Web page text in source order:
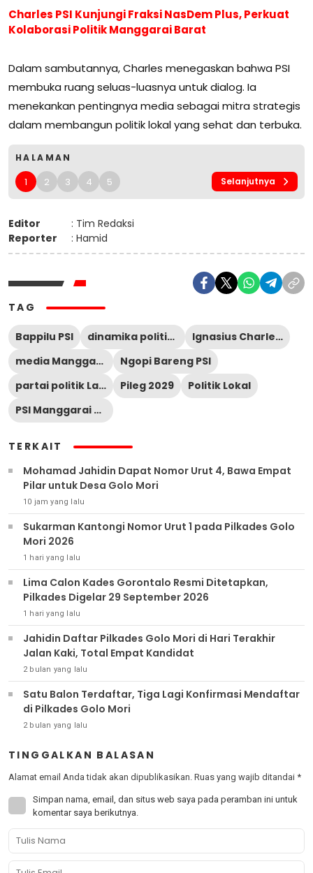
Charles PSI Kunjungi Fraksi NasDem Plus, Perkuat
Kolaborasi Politik Manggarai Barat
Dalam sambutannya, Charles menegaskan bahwa PSI
membuka ruang seluas-luasnya untuk dialog. Ia
menekankan pentingnya media sebagai mitra strategis
dalam membangun politik lokal yang sehat dan terbuka.
HALAMAN
1 2 3 4 5 Selanjutnya
Editor
: Tim Redaksi
Reporter
: Hamid
TAG
Bappilu PSI dinamika politik Mabar
Ignasius Charles Angliwarman
media Manggarai Barat
Ngopi Bareng PSI
partai politik Labuan Bajo
Pileg 2029
Politik Lokal
PSI Manggarai Barat
TERKAIT
Mohamad Jahidin Dapat Nomor Urut 4, Bawa Empat
Pilar untuk Desa Golo Mori
10 jam yang lalu
Sukarman Kantongi Nomor Urut 1 pada Pilkades Golo
Mori 2026
1 hari yang lalu
Lima Calon Kades Gorontalo Resmi Ditetapkan,
Pilkades Digelar 29 September 2026
1 hari yang lalu
Jahidin Daftar Pilkades Golo Mori di Hari Terakhir
Jalan Kaki, Total Empat Kandidat
2 bulan yang lalu
Satu Balon Terdaftar, Tiga Lagi Konfirmasi Mendaftar
di Pilkades Golo Mori
2 bulan yang lalu
TINGGALKAN BALASAN
Alamat email Anda tidak akan dipublikasikan. Ruas yang wajib ditandai *
Simpan nama, email, dan situs web saya pada peramban ini untuk
komentar saya berikutnya.